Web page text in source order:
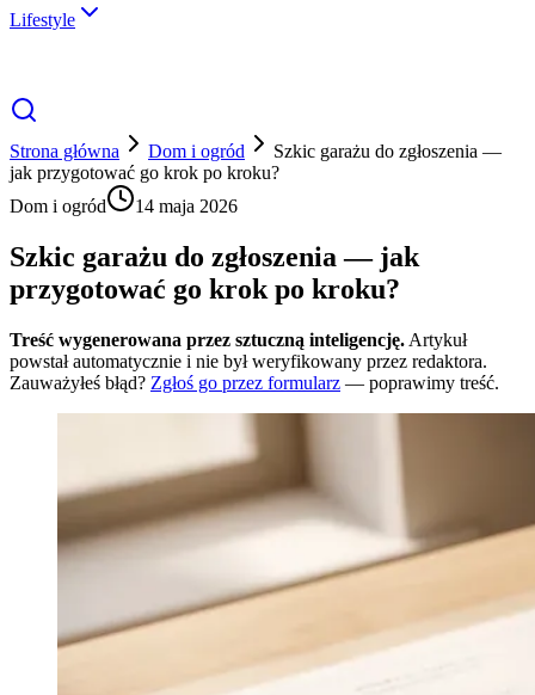
Lifestyle
Strona główna Dom i ogród
Szkic garażu do zgłoszenia —
jak przygotować go krok po kroku?
Dom i ogród
14 maja 2026
Szkic garażu do zgłoszenia — jak
przygotować go krok po kroku?
Treść wygenerowana przez sztuczną inteligencję. Artykuł
powstał automatycznie i nie był weryfikowany przez redaktora.
Zauważyłeś błąd? Zgłoś go przez formularz — poprawimy treść.